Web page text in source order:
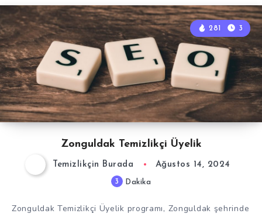
Zonguldak Temizlikçi Üyelik
281 3
Temizlikçin Burada Ağustos 14, 2024
3 Dakika
Zonguldak Temizlikçi Üyelik programı, Zonguldak şehrinde